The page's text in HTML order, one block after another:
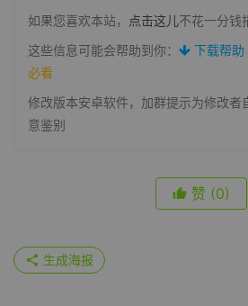
如果您喜欢本站， 点击这儿不花一分钱
这些信息可能会帮助到你：
下载帮助
必看
修改版本安卓软件，加群提示为修改者
意鉴别
赞 (0)
生成海报